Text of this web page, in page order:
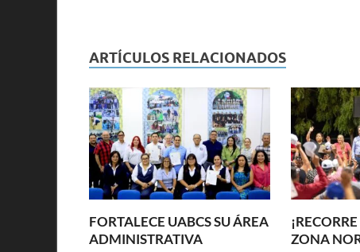
ARTÍCULOS RELACIONADOS
FORTALECE UABCS SU ÁREA
ADMINISTRATIVA
ZONA